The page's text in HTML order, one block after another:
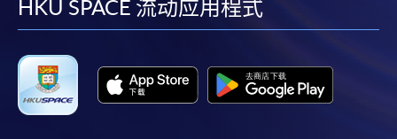
facebook
youtube
linkedin
HKU SPACE 流动应用程式